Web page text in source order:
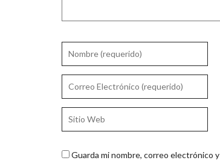
Guarda mi nombre, correo electrónico